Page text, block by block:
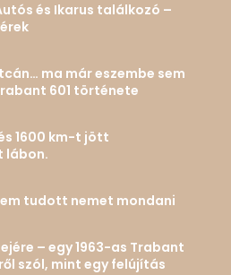
és Ikarus találkozó –
ma már eszembe sem
601 története
1600 km-t jött
lábon.
tudott nemet mondani
– egy 1963-as Trabant
szól, mint egy felújítás